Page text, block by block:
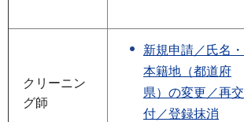
クリーニン
グ師
新規申請／氏名・
本籍地（都道府
県）の変更／再交
付／登録抹消